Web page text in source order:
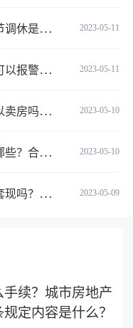
2023-05-11
么意思？
2023-05-11
请宣告其失踪？
2023-05-10
婚如何分配？
2023-05-10
么合同的？
2023-05-09
犯法吗？
续？城市房地产
定内容是什么？